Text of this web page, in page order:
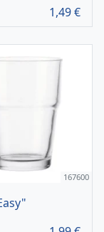
1,49€
167600